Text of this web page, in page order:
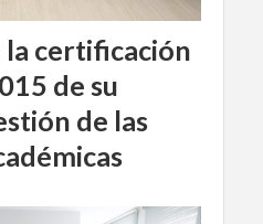
la certificación
de su
de las